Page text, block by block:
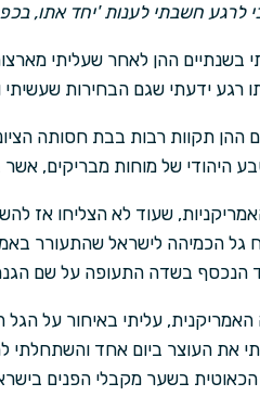
לרגע חשבתי לענות 'יחד אתו,
בשנתיים ההן לאחר שעליתי
רגע ידעתי שגם הבחירות שעשיתי
ההן תקוות רבות בבת חסותה
היהודי של מוחות מבריקים,
האמריקניות, שעוד לא הצליחו
גל הכמיהה לישראל שהתעורר
הנכסף בשדה התעופה על שם
האמריקנית, עליתי באיחור על
את העוצר ביום אחד והשתחלתי
בשער מקבלי הפנים